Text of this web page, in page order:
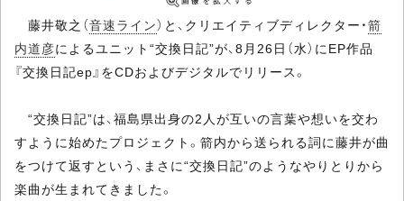
藤井敬之（音速ライン）と、クリエイティブディレクター・箭
内道彦によるユニット“交換日記”が、8月26日（水）にEP作品
『交換日記ep』をCDおよびデジタルでリリース。
“交換日記”は、福島県出身の2人が互いの言葉や想いを交わ
すように始めたプロジェクト。箭内から送られる詞に藤井が曲
をつけて返すという、まさに“交換日記”のようなやりとりから
楽曲が生まれてきました。